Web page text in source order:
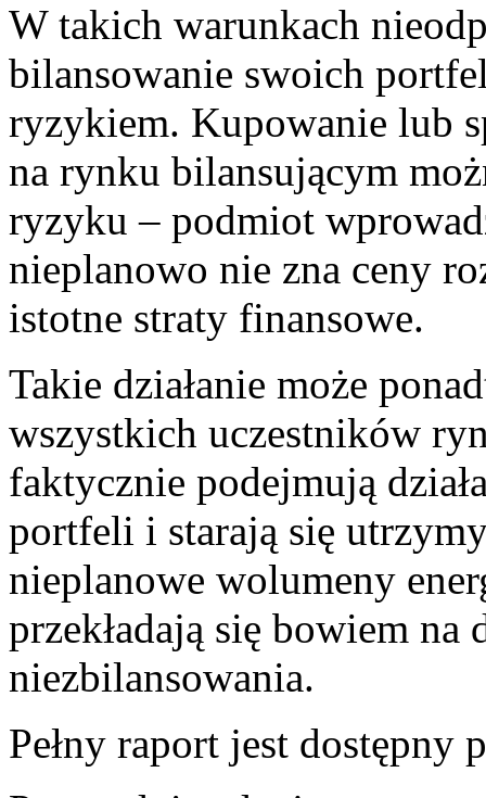
W takich warunkach
bilansowanie swoich
ryzykiem. Kupowanie lub
na rynku bilansującym
ryzyku – podmiot
nieplanowo nie zna ceny
istotne straty finansowe.
Takie działanie może
wszystkich uczestników
faktycznie podejmują
portfeli i starają się
nieplanowe wolumeny
przekładają się bowiem na
niezbilansowania.
Pełny raport jest dostępny